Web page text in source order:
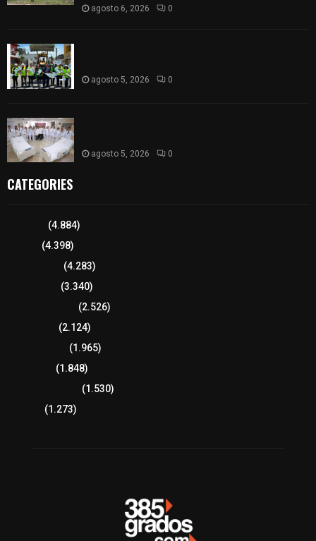
agosto 6, 2026 0
agosto 5, 2026 0
agosto 5, 2026 0
CATEGORIES
(4.884)
(4.398)
(4.283)
(3.340)
(2.526)
(2.124)
(1.965)
(1.848)
(1.530)
(1.273)